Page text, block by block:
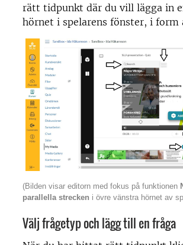
rätt tidpunkt där du vill lägga in
hörnet i spelarens fönster, i form
(Bilden visar editorn med fokus på funktionen
parallella strecken i övre vänstra hörnet av
Välj frågetyp och lägg till en fråga